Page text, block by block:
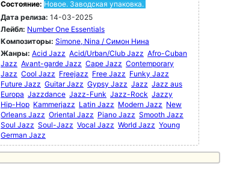
Состояние: Новое. Заводская упаковка.
Дата релиза: 14-03-2025
Лейбл: Number One Essentials
Композиторы: Simone, Nina / Симон Нина
Жанры: Acid Jazz Acid/Urban/Club Jazz Afro-Cuban
Jazz Avant-garde Jazz Cape Jazz Contemporary
Jazz Cool Jazz Freejazz Free Jazz Funky Jazz
Future Jazz Guitar Jazz Gypsy Jazz Jazz Jazz aus
Europa Jazzdance Jazz-Funk Jazz-Rock Jazzy
Hip-Hop Kammerjazz Latin Jazz Modern Jazz New
Orleans Jazz Oriental Jazz Piano Jazz Smooth Jazz
Soul Jazz Soul-Jazz Vocal Jazz World Jazz Young
German Jazz